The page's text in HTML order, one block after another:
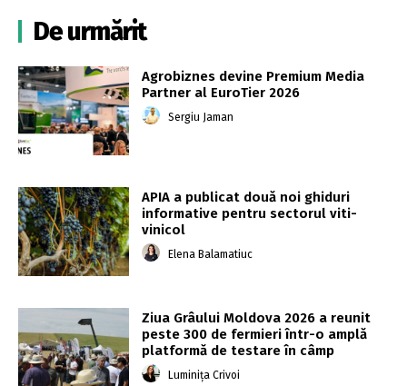
De urmărit
Agrobiznes devine Premium Media
Partner al EuroTier 2026
Sergiu Jaman
APIA a publicat două noi ghiduri
informative pentru sectorul viti-
vinicol
Elena Balamatiuc
Ziua Grâului Moldova 2026 a reunit
peste 300 de fermieri într-o amplă
platformă de testare în câmp
Luminița Crivoi